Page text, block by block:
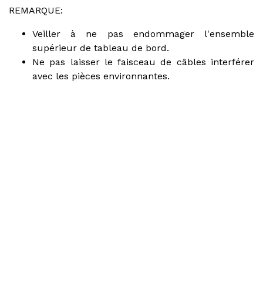
REMARQUE:
Veiller à ne pas endommager l'ensemble
supérieur de tableau de bord.
Ne pas laisser le faisceau de câbles interférer
avec les pièces environnantes.